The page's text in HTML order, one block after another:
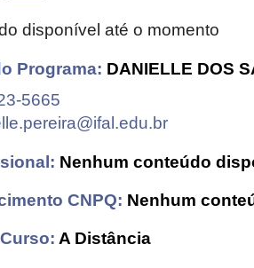
disponível até o momento
Programa: DANIELLE DOS
5665
Nenhum conteúdo
CNPQ: Nenhum
A Distância